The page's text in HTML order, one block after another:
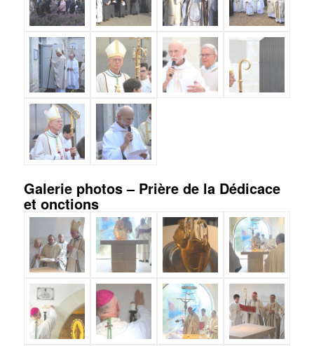
Galerie photos – Prière de la Dédicace
et onctions